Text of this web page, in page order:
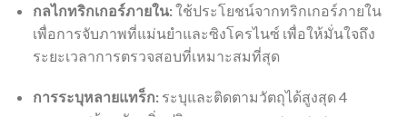
กลไกทริกเกอร์ภายใน:ใช้ประโยชน์จากทริกเกอร์ภายใน
เพื่อการจับภาพที่แม่นยำและซิงโครไนซ์ เพื่อให้มั่นใจถึง
ระยะเวลาการตรวจสอบที่เหมาะสมที่สุด
การระบุหลายแทร็ก:ระบุและติดตามวัตถุได้สูงสุด 4